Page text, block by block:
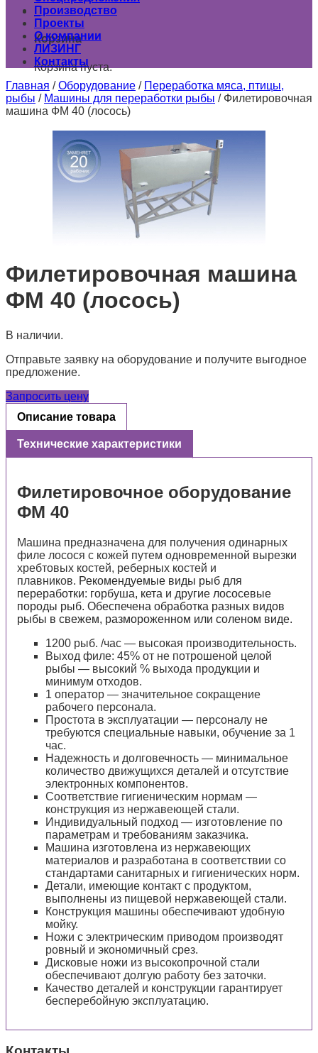
0
Корзина
Корзина пуста.
Производство
Проекты
О компании
ЛИЗИНГ
Контакты
Главная / Оборудование / Переработка мяса, птицы,
рыбы / Машины для переработки рыбы /Филетировочная
машина ФМ 40 (лосось)
Филетировочная машина
ФМ 40 (лосось)
В наличии.
Отправьте заявку на оборудование и получите выгодное
предложение.
Запросить цену
Описание товара
Технические характеристики
Филетировочное оборудование
ФМ 40
Машина предназначена для получения одинарных
филе лосося с кожей путем одновременной вырезки
хребтовых костей, реберных костей и
плавников. Рекомендуемые виды рыб для
переработки: горбуша, кета и другие лососевые
породы рыб. Обеспечена обработка разных видов
рыбы в свежем, размороженном или соленом виде.
1200 рыб. /час — высокая производительность.
Выход филе: 45% от не потрошеной целой
рыбы — высокий % выхода продукции и
минимум отходов.
1 оператор — значительное сокращение
рабочего персонала.
Простота в эксплуатации — персоналу не
требуются специальные навыки, обучение за 1
час.
Надежность и долговечность — минимальное
количество движущихся деталей и отсутствие
электронных компонентов.
Соответствие гигиеническим нормам —
конструкция из нержавеющей стали.
Индивидуальный подход — изготовление по
параметрам и требованиям заказчика.
Машина изготовлена из нержавеющих
материалов и разработана в соответствии со
стандартами санитарных и гигиенических норм.
Детали, имеющие контакт с продуктом,
выполнены из пищевой нержавеющей стали.
Конструкция машины обеспечивают удобную
мойку.
Ножи с электрическим приводом производят
ровный и экономичный срез.
Дисковые ножи из высокопрочной стали
обеспечивают долгую работу без заточки.
Качество деталей и конструкции гарантирует
бесперебойную эксплуатацию.